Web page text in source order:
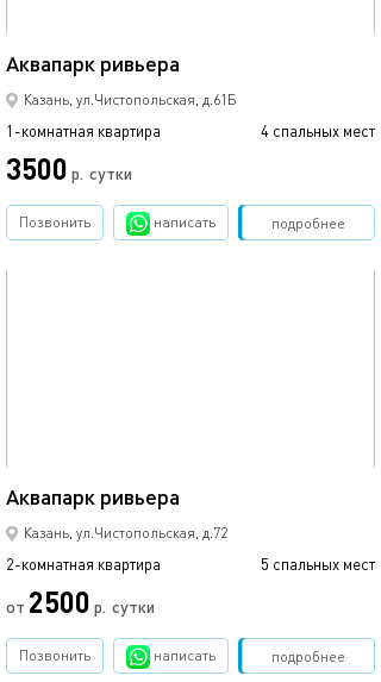
Аквапарк ривьера
Казань, ул.Чистопольская, д.61Б
1-комнатная квартира 4 спальных мест
3500 р. сутки
подробнее
Позвонить написать Забронировать
Аквапарк ривьера
Казань, ул.Чистопольская, д.72
2-комнатная квартира 5 спальных мест
от 2500 р. сутки
подробнее
Позвонить написать Забронировать